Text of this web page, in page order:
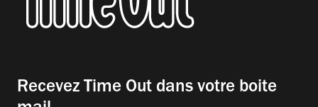
Recevez Time Out dans votre boite